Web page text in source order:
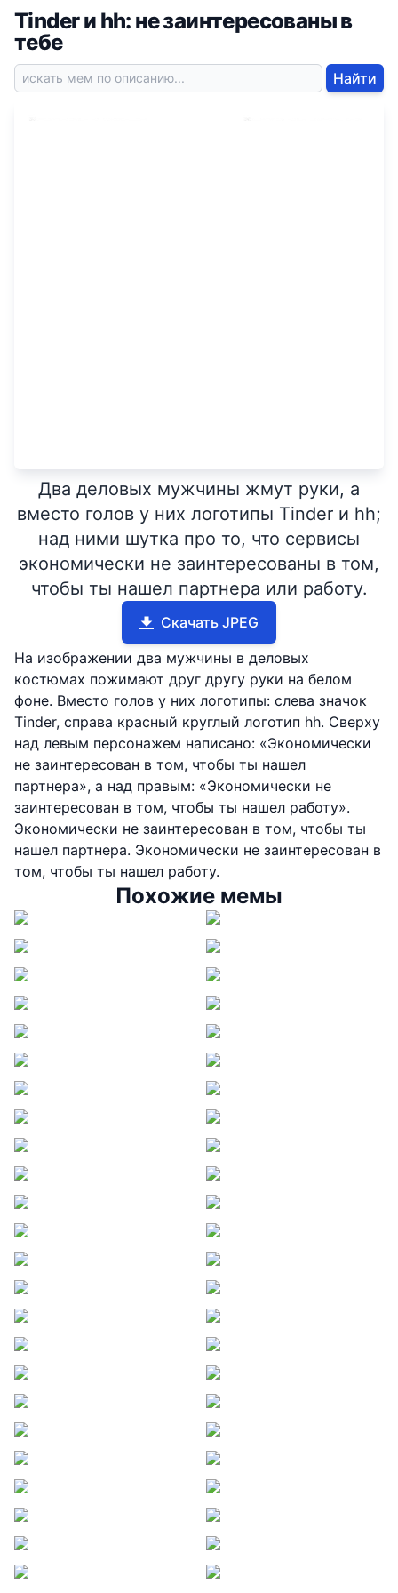
Tinder и hh: не заинтересованы в
тебе
Найти
Два деловых мужчины жмут руки, а
вместо голов у них логотипы Tinder и hh;
над ними шутка про то, что сервисы
экономически не заинтересованы в том,
чтобы ты нашел партнера или работу.
Скачать JPEG
На изображении два мужчины в деловых
костюмах пожимают друг другу руки на белом
фоне. Вместо голов у них логотипы: слева значок
Tinder, справа красный круглый логотип hh. Сверху
над левым персонажем написано: «Экономически
не заинтересован в том, чтобы ты нашел
партнера», а над правым: «Экономически не
заинтересован в том, чтобы ты нашел работу».
Экономически не заинтересован в том, чтобы ты
нашел партнера. Экономически не заинтересован в
том, чтобы ты нашел работу.
Похожие мемы